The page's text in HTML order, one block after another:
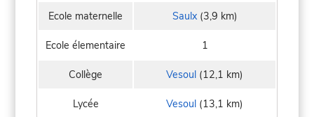
Ecole maternelle Saulx(3,9 km)
Ecole élementaire 1
Collège Vesoul (12,1 km)
Lycée Vesoul (13,1 km)